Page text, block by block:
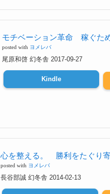
モチベーション革命 稼ぐた
posted with ヨメレバ
尾原和啓 幻冬舎 2017-09-27
Kindle
心を整える。 勝利をたぐり
posted with ヨメレバ
長谷部誠 幻冬舎 2014-02-13